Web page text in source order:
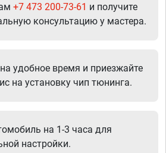
+7 473 200-73-61 и получите
консультацию у мастера.
удобное время и приезжайте
на установку чип тюнинга.
на 1-3 часа для
настройки.